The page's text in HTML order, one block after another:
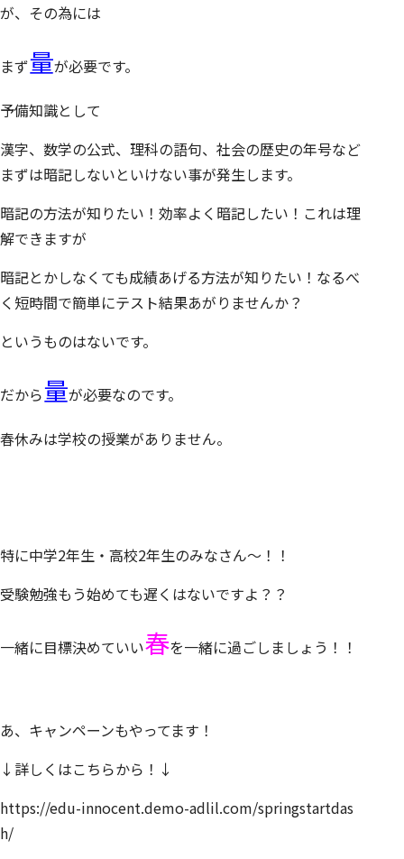
が、その為には
まず量が必要です。
予備知識として
漢字、数学の公式、理科の語句、社会の歴史の年号など
まずは暗記しないといけない事が発生します。
暗記の方法が知りたい！効率よく暗記したい！これは理
解できますが
暗記とかしなくても成績あげる方法が知りたい！なるべ
く短時間で簡単にテスト結果あがりませんか？
というものはないです。
だから量が必要なのです。
春休みは学校の授業がありません。
特に中学2年生・高校2年生のみなさん～！！
受験勉強もう始めても遅くはないですよ？？
一緒に目標決めていい春を一緒に過ごしましょう！！
あ、キャンペーンもやってます！
↓詳しくはこちらから！↓
https://edu-innocent.demo-adlil.com/springstartdas
h/